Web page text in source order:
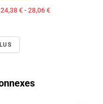
24,38 € - 28,06 €